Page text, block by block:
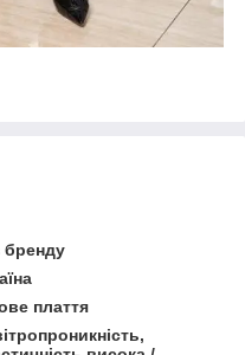
бренду
плаття